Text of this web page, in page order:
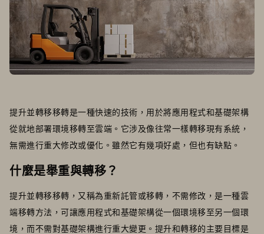
提升並轉移移轉是一種快速的技術，用於將應用程式和基礎架構
從就地部署環境移轉至雲端。它涉及像往常一樣轉移現有系統，
無需進行重大修改或優化。雖然它有幾項好處，但也有缺點。
什麼是舉重與轉移？
提升並轉移移轉，又稱為重新託管或移轉，不需修改，是一種雲
端移轉方法，可讓應用程式和基礎架構從一個環境移至另一個環
境，而不需對基礎架構進行重大變更。提升和轉移的主要目標是